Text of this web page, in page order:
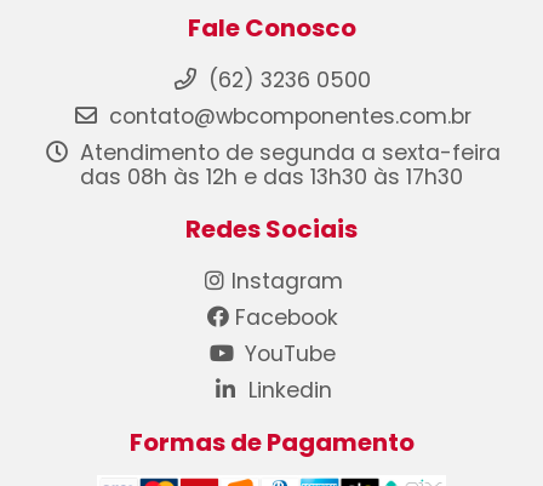
Fale Conosco
(62) 3236 0500
contato@wbcomponentes.com.br
Atendimento de segunda a sexta-feira
das 08h às 12h e das 13h30 às 17h30
Redes Sociais
Instagram
Facebook
YouTube
Linkedin
Formas de Pagamento